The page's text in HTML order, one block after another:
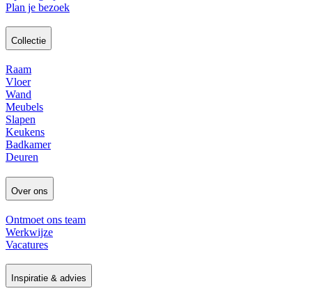
Plan je bezoek
Collectie
Raam
Vloer
Wand
Meubels
Slapen
Keukens
Badkamer
Deuren
Over ons
Ontmoet ons team
Werkwijze
Vacatures
Inspiratie & advies